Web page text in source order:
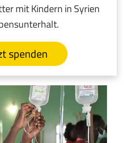
mit Kindern in Syrien
spenden